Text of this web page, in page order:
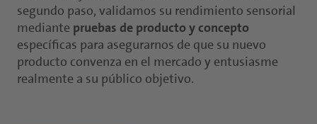
segundo paso, validamos su rendimiento sensorial
mediante pruebas de producto y concepto
específicas para asegurarnos de que su nuevo
producto convenza en el mercado y entusiasme
realmente a su público objetivo.